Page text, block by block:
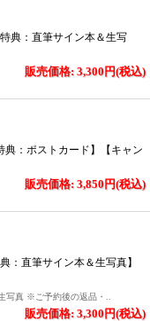
典：直筆サイン本＆生写
販売価格: 3,300円(税込)
典：ポストカード】【キャン
販売価格: 3,850円(税込)
：直筆サイン本＆生写真】
写真 ※ご予約後の返品・..
販売価格: 3,300円(税込)